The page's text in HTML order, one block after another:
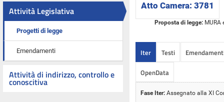
Attività Legislativa
Progetti di legge
Emendamenti
Attività di indirizzo, controllo e
conoscitiva
Atto Camera: 3781
Proposta di legge:MURA
Iter Testi
OpenData
Fase Iter: Assegnato alla XI